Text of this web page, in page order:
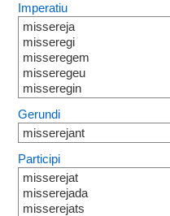
Imperatiu
missereja
misseregi
misseregem
misseregeu
misseregin
Gerundi
misserejant
Participi
misserejat
misserejada
misserejats